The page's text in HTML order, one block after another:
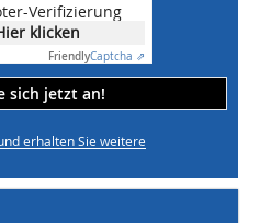
Verifizierung
klicken
FriendlyCaptcha ⇗
sich jetzt an!
erhalten Sie weitere